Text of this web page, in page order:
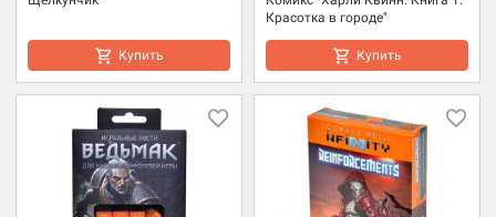
Купить
Красотка в городе"
Купить